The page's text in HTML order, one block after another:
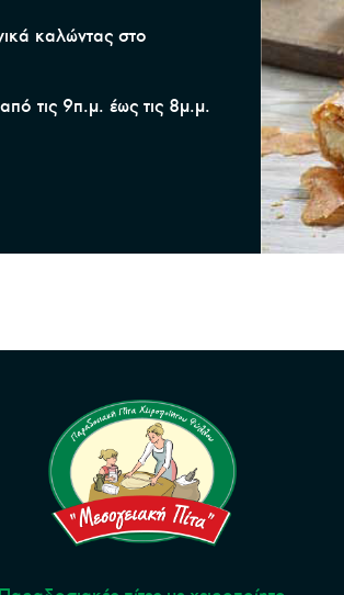
καλώντας στο
τις 9π.μ. έως τις 8μ.μ.